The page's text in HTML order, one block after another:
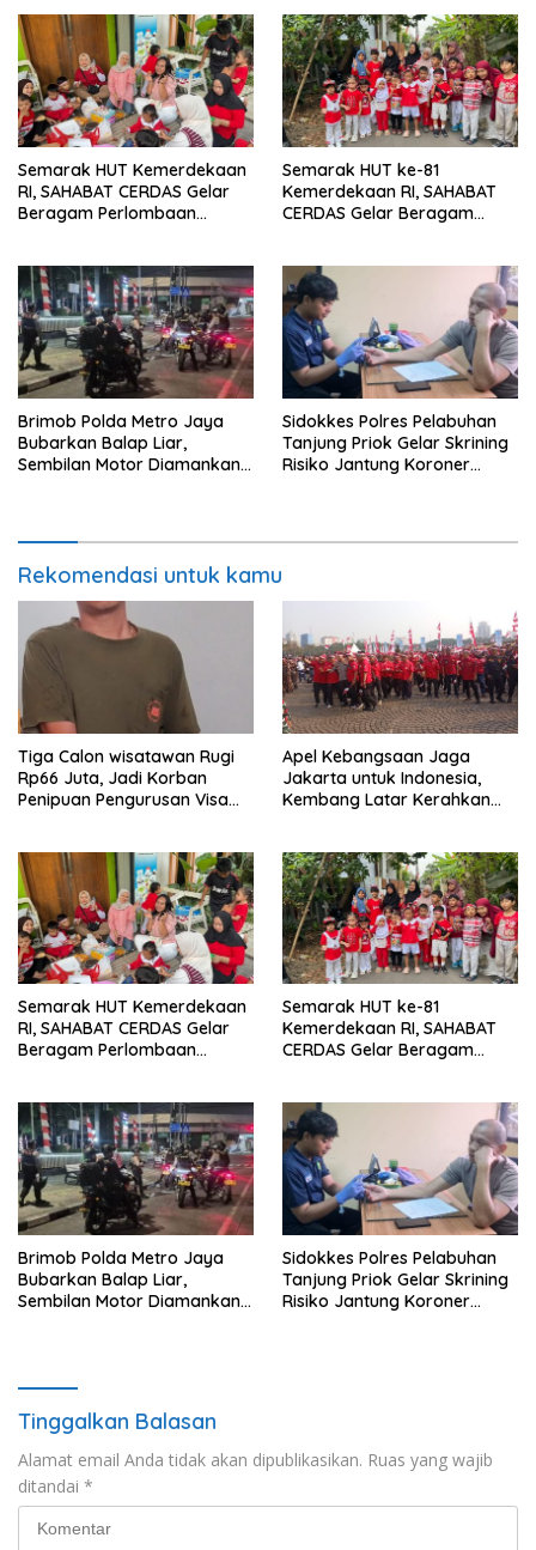
Semarak HUT Kemerdekaan
RI, SAHABAT CERDAS Gelar
Beragam Perlombaan
Semarak HUT ke-81
Kemerdekaan RI, SAHABAT
CERDAS Gelar Beragam
Brimob Polda Metro Jaya
Bubarkan Balap Liar,
Sembilan Motor Diamankan
Sidokkes Polres Pelabuhan
Tanjung Priok Gelar Skrining
Risiko Jantung Koroner
Rekomendasi untuk kamu
Tiga Calon wisatawan Rugi
Rp66 Juta, Jadi Korban
Penipuan Pengurusan Visa
Apel Kebangsaan Jaga
Jakarta untuk Indonesia,
Kembang Latar Kerahkan
Semarak HUT Kemerdekaan
RI, SAHABAT CERDAS Gelar
Beragam Perlombaan
Semarak HUT ke-81
Kemerdekaan RI, SAHABAT
CERDAS Gelar Beragam
Brimob Polda Metro Jaya
Bubarkan Balap Liar,
Sembilan Motor Diamankan
Sidokkes Polres Pelabuhan
Tanjung Priok Gelar Skrining
Risiko Jantung Koroner
Tinggalkan Balasan
Alamat email Anda tidak akan dipublikasikan. Ruas yang wajib
ditandai *